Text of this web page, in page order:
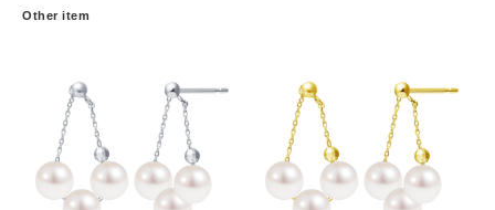
Other item